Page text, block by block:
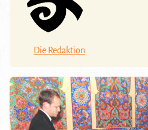
Die Redaktion